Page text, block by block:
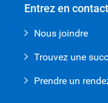
Entrez en
Nous joindre
Trouvez une
Prendre un